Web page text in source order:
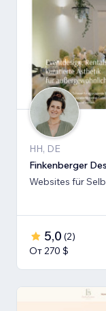
HH, DE
Finkenberger
Websites für
5,0 (2)
От 270 $